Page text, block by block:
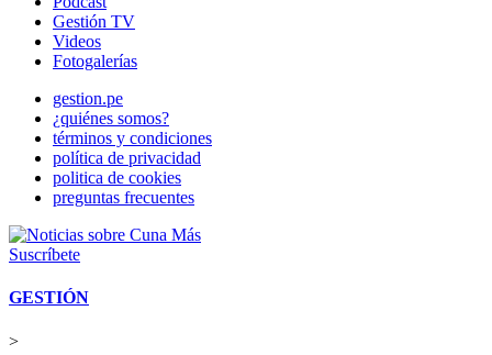
Gestión TV
Videos
Fotogalerías
gestion.pe
¿quiénes somos?
términos y condiciones
política de privacidad
politica de cookies
preguntas frecuentes
Suscríbete
GESTIÓN
>